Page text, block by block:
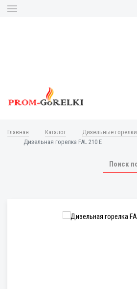
Главная Каталог
Дизельные горелки
Дизельная горелка FAL 210 E